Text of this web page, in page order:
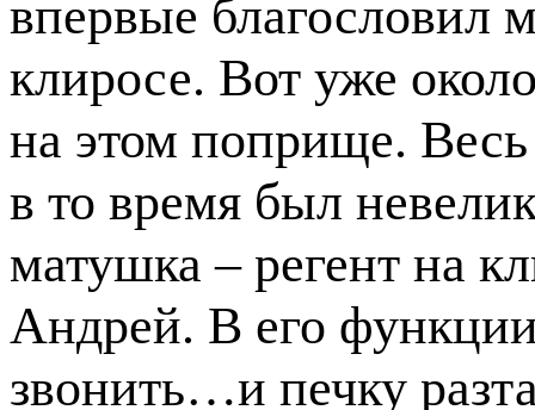
впервые благословил
клиросе. Вот уже
на этом поприще.
в то время был
матушка – регент на
Андрей. В его
звонить…и печку